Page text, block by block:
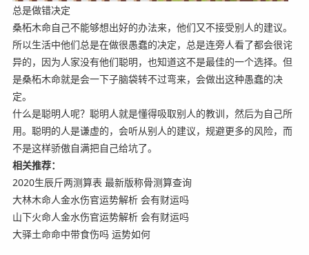
总是做错决定
桑柘木命自己不能够想出好的办法来，他们又不接受别人的建议。
所以生活中他们总是在做很愚蠢的决定，总是连旁人看了都会很诧
异的，因为人家没有他们聪明，也知道这不是最佳的一个选择。但
是桑柘木命就是会一下子脑袋转不过弯来，会做出这种愚蠢的决
定。
什么是聪明人呢？聪明人就是懂得吸取别人的教训，然后为自己所
用。聪明的人是谦虚的，会听从别人的建议，规避更多的风险，而
不是这样骄傲自满把自己给坑了。
相关推荐：
2020生辰斤两测算表 最新版称骨测算查询
大林木命人金水伤官运势解析 会有财运吗
山下火命人金水伤官运势解析 会有财运吗
大驿土命命中带食伤吗 运势如何